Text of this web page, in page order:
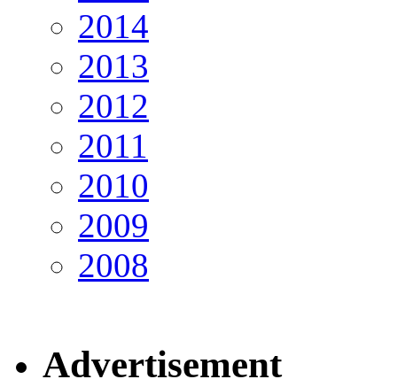
2014
2013
2012
2011
2010
2009
2008
Advertisement